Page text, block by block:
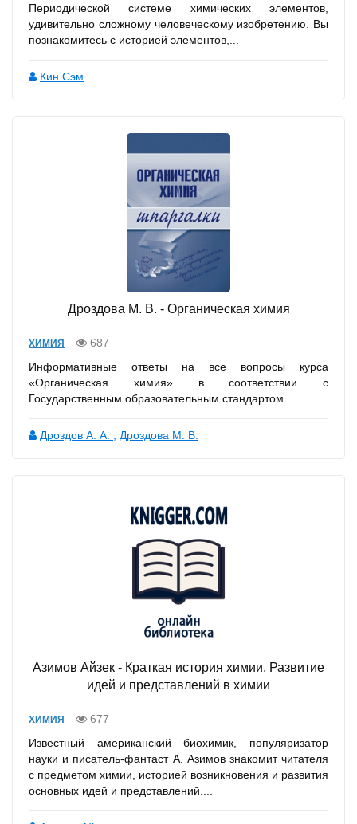
Периодической системе химических элементов,
удивительно сложному человеческому изобретению. Вы
познакомитесь с историей элементов,...
Кин Сэм
Дроздова М. В. - Органическая химия
ХИМИЯ
687
Информативные ответы на все вопросы курса
«Органическая химия» в соответствии с
Государственным образовательным стандартом....
Дроздов А. А. Дроздова М. В.
Азимов Айзек - Краткая история химии. Развитие
идей и представлений в химии
ХИМИЯ
677
Известный американский биохимик, популяризатор
науки и писатель-фантаст А. Азимов знакомит читателя
с предметом химии, историей возникновения и развития
основных идей и представлений....